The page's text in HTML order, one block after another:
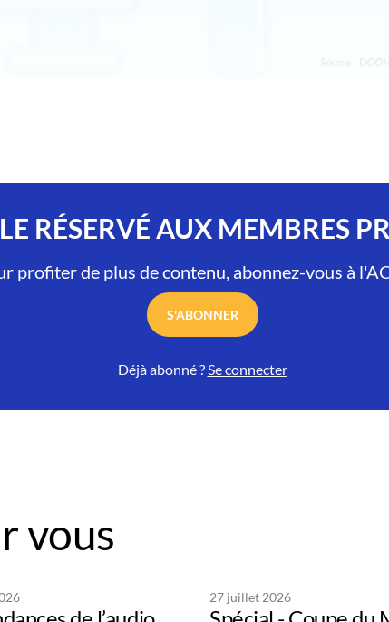
RÉSERVÉ AUX MEMBRES
profiter de plus de contenu, abonnez-vous à
S'ABONNER
Déjà abonné ?Se connecter
vous
27 juillet 2026